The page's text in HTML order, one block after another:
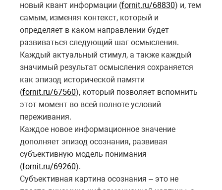
новый квант информации (fornit.ru/68830) и, тем
самым, изменяя контекст, который и
определяет в каком направлении будет
развиваться следующий шаг осмысления.
Каждый актуальный стимул, а также каждый
значимый результат осмысления сохраняется
как эпизод исторической памяти
(fornit.ru/67560), который позволяет вспомнить
этот момент во всей полноте условий
переживания.
Каждое новое информационное значение
дополняет эпизод осознания, развивая
субъективную модель понимания
(fornit.ru/69260).
Субъективная картина осознания – это не